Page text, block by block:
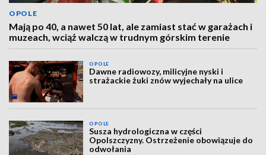
OPOLE
Mają po 40, a nawet 50 lat, ale zamiast stać w garażach i
muzeach, wciąż walczą w trudnym górskim terenie
OPOLE
Dawne radiowozy, milicyjne nyski i
strażackie żuki znów wyjechały na ulice
OPOLE
Susza hydrologiczna w części
Opolszczyzny. Ostrzeżenie obowiązuje do
odwołania